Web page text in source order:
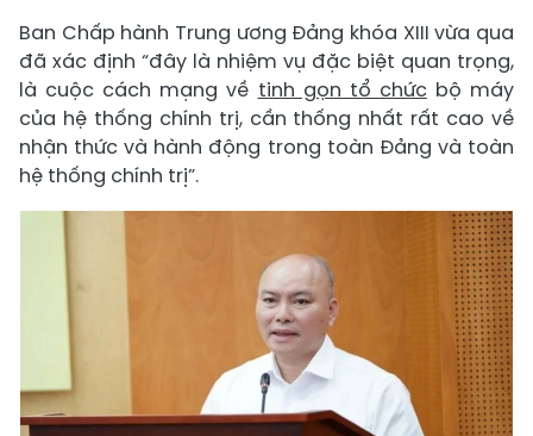
Ban Chấp hành Trung ương Đảng khóa XIII vừa qua
đã xác định “đây là nhiệm vụ đặc biệt quan trọng,
là cuộc cách mạng về tinh gọn tổ chứcbộ máy
của hệ thống chính trị, cần thống nhất rất cao về
nhận thức và hành động trong toàn Đảng và toàn
hệ thống chính trị”.